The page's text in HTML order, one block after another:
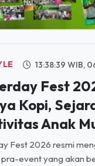
13:38:39 WIB,
Fest
Kopi,
Anak
Fest 2026 resmi
event yang akan